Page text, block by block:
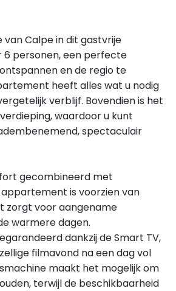
Calpe in dit gastvrije
personen, een perfecte
en de regio te
heeft alles wat u nodig
verblijf. Bovendien is het
waardoor u kunt
spectaculair
gecombineerd met
is voorzien van
zorgt voor aangename
warmere dagen.
dankzij de Smart TV,
filmavond na een dag vol
maakt het mogelijk om
terwijl de beschikbaarheid